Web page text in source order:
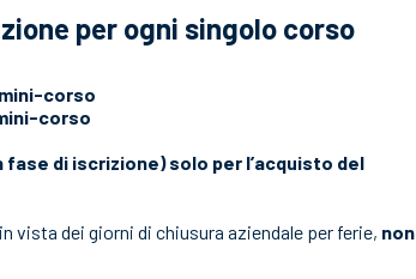
per ogni singolo corso
corso
corso
fase di iscrizione) solo per l’acquisto del
vista dei giorni di chiusura aziendale per ferie, non